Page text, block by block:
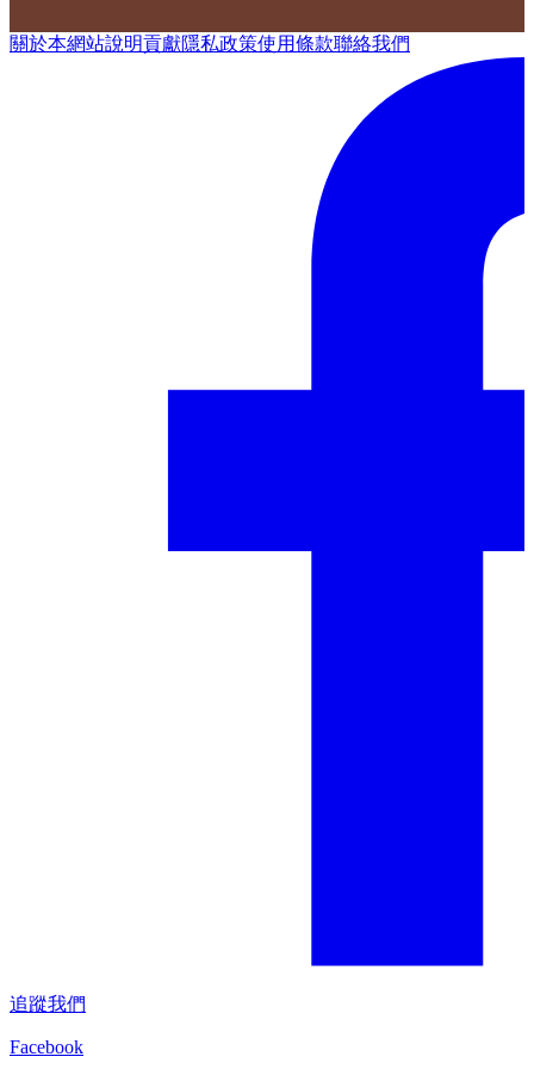
關於本網站說明貢獻隱私政策使用條款聯絡我們
追蹤我們
Facebook